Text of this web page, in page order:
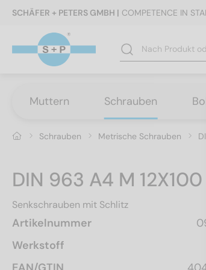
SCHÄFER + PETERS GMBH | COMPETENCE IN
Muttern Schrauben
Schrauben Metrische Schrauben
DIN 963 A4 M 12X100
Senkschrauben mit Schlitz
Artikelnummer
Werkstoff